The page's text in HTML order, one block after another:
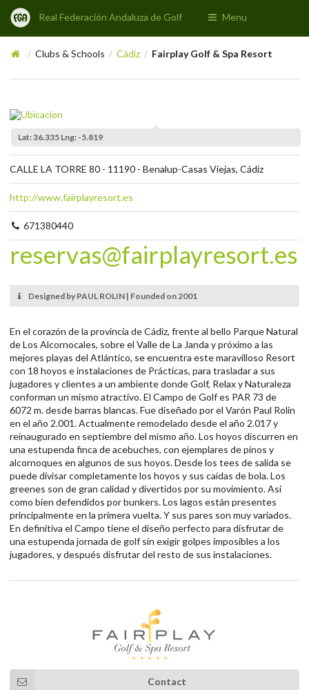
Real Federación Andaluza de Golf Menu
/ Clubs & Schools / Cádiz / Fairplay Golf & Spa Resort
Lat: 36.335 Lng: -5.819
CALLE LA TORRE 80 - 11190 - Benalup-Casas Viejas, Cádiz
http://www.fairplayresort.es
671380440
reservas@fairplayresort.es
Designed by PAUL ROLIN | Founded on 2001
En el corazón de la provincia de Cádiz, frente al bello Parque Natural
de Los Alcornocales, sobre el Valle de La Janda y próximo a las
mejores playas del Atlántico, se encuentra este maravilloso Resort
con 18 hoyos e instalaciones de Prácticas, para trasladar a sus
jugadores y clientes a un ambiente donde Golf, Relax y Naturaleza
conforman un mismo atractivo. El Campo de Golf es PAR 73 de
6072 m. desde barras blancas. Fue diseñado por el Varón Paul Rolin
en el año 2.001. Actualmente remodelado desde el año 2.017 y
reinaugurado en septiembre del mismo año. Los hoyos discurren en
una estupenda finca de acebuches, con ejemplares de pinos y
alcornoques en algunos de sus hoyos. Desde los tees de salida se
puede divisar completamente los hoyos y sus caídas de bola. Los
greenes son de gran calidad y divertidos por su movimiento. Así
como bien defendidos por bunkers. Los lagos están presentes
principalmente en la primera vuelta. Y sus pares son muy variados.
En definitiva el Campo tiene el diseño perfecto para disfrutar de
una estupenda jornada de golf sin exigir golpes imposibles a los
jugadores, y después disfrutar del resto de sus instalaciones.
Contact